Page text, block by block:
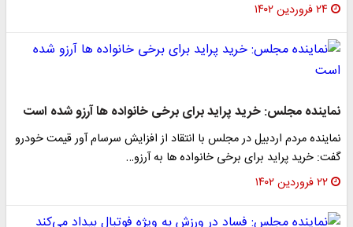
۲۴ فروردین ۱۴۰۲
نماینده مجلس: خرید پراید برای برخی خانواده ها آرزو شده است
نماینده مردم اردبیل در مجلس با انتقاد از افزایش سرسام آور قیمت خودرو
گفت: خرید پراید برای برخی خانواده ها به آرزو…
۲۲ فروردین ۱۴۰۲